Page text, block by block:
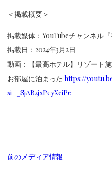
＜掲載概要＞
掲載媒体：YouTubeチャンネル『
掲載日：2024年3月2日
動画：【最高ホテル】リゾート
お部屋に泊まった https://
si=_SjAB2jxPcyXeiPe
前のメディア情報